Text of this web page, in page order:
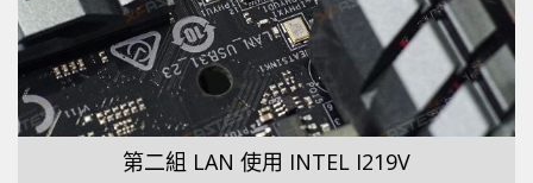
第二組 LAN 使用 INTEL I219V